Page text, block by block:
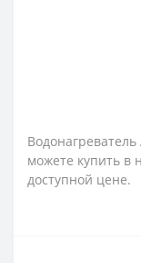
можете купить в
доступной цене.